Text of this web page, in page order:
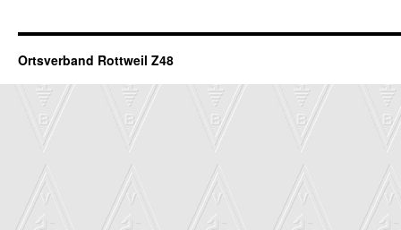
Ortsverband Rottweil Z48